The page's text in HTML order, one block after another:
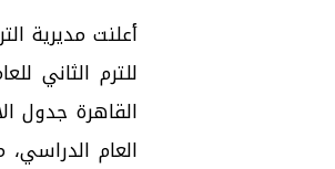
أعلنتمديرية
القاهرة جدول
العام